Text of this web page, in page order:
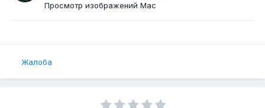
Просмотр изображений Mac
Жалоба